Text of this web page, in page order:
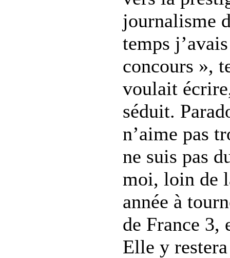
journalisme
temps
concours »,
voulait
séduit.
n’aime pas
ne suis pas
moi, loin de
année à
de France
Elle y